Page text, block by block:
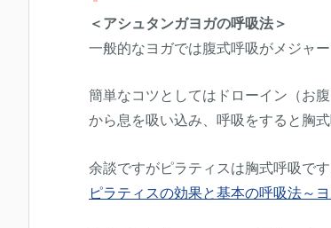
＜アシュタンガヨガの呼吸法＞
一般的なヨガでは腹式呼吸がメジャ
簡単なコツとしてはドローイン（お
から息を吸い込み、呼吸をすると胸
余談ですがピラティスは胸式呼吸です
ピラティスの効果と基本の呼吸法～